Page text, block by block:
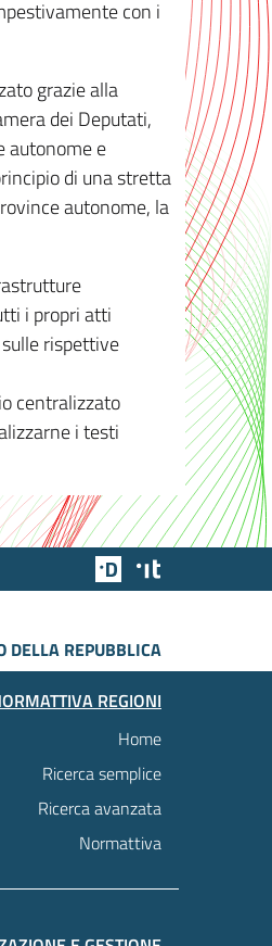
con i
grazie alla
dei Deputati,
autonome e
di una stretta
autonome, la
i propri atti
rispettive
centralizzato
i testi
Team Digitale
DELLA REPUBBLICA
REGIONI
Home
Ricerca semplice
Ricerca avanzata
Normattiva